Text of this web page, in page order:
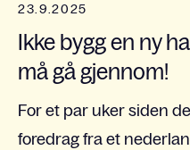
23.9.2025
Ikke bygg en ny
må gå gjennom!
For et par uker siden
foredrag fra et